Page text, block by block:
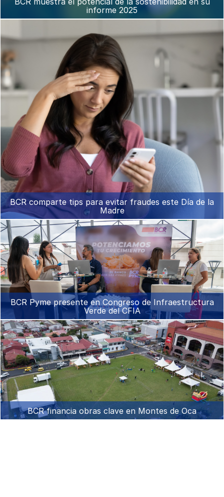
informe 2025
BCR comparte tips para evitar fraudes este Día de la
Madre
BCR Pyme presente en Congreso de Infraestructura
Verde del CFIA
BCR financia obras clave en Montes de Oca